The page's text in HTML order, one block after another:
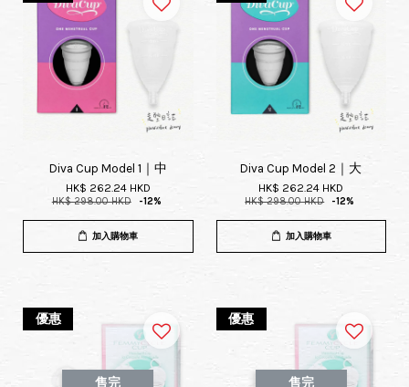
Diva Cup Model 1｜中
HK$ 262.24 HKD
HK$ 298.00 HKD -12%
加入購物車
Diva Cup Model 2｜大
HK$ 262.24 HKD
HK$ 298.00 HKD -12%
加入購物車
優惠
售完
優惠
售完